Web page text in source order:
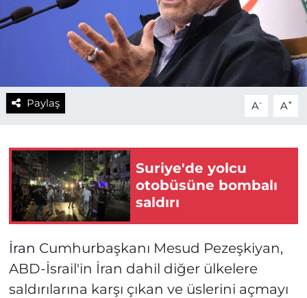
Paylaş A- A+
Suriye'de yolcu
otobüsüne bombalı
saldırı
İran Cumhurbaşkanı Mesud Pezeşkiyan,
ABD-İsrail'in İran dahil diğer ülkelere
saldırılarına karşı çıkan ve üslerini açmayı